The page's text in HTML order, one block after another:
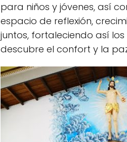
para niños y jóvenes, así
espacio de reflexión,
juntos, fortaleciendo así
descubre el confort y la